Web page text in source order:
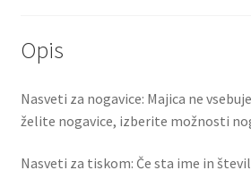
Opis
Nasveti za nogavice: Majica ne
želite nogavice, izberite možnosti
Nasveti za tiskom: Če sta ime in